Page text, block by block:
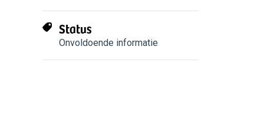
Status
Onvoldoende informatie